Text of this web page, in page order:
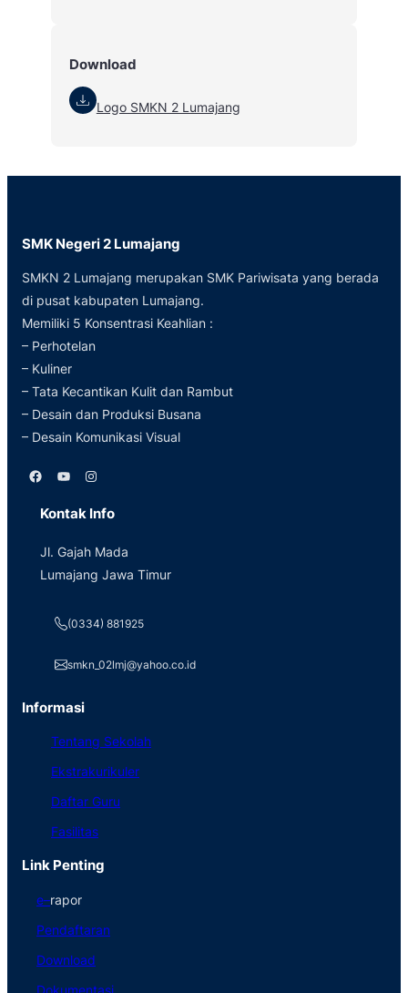
Download
Logo SMKN 2 Lumajang
SMK Negeri 2 Lumajang
SMKN 2 Lumajang merupakan SMK Pariwisata yang berada
di pusat kabupaten Lumajang.
Memiliki 5 Konsentrasi Keahlian :
– Perhotelan
– Kuliner
– Tata Kecantikan Kulit dan Rambut
– Desain dan Produksi Busana
– Desain Komunikasi Visual
Facebook YouTube Instagram
Kontak Info
Jl. Gajah Mada
Lumajang Jawa Timur
(0334) 881925
smkn_02lmj@yahoo.co.id
Informasi
Tentang Sekolah
Ekstrakurikuler
Daftar Guru
Fasilitas
Link Penting
e–rapor
Pendaftaran
Download
Dokumentasi